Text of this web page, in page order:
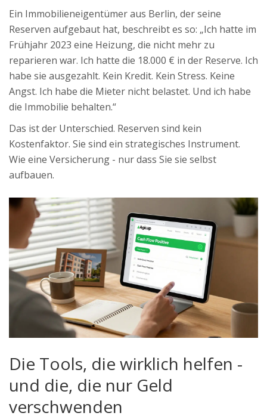
Ein Immobilieneigentümer aus Berlin, der seine
Reserven aufgebaut hat, beschreibt es so: „Ich hatte im
Frühjahr 2023 eine Heizung, die nicht mehr zu
reparieren war. Ich hatte die 18.000 € in der Reserve. Ich
habe sie ausgezahlt. Kein Kredit. Kein Stress. Keine
Angst. Ich habe die Mieter nicht belastet. Und ich habe
die Immobilie behalten.“
Das ist der Unterschied. Reserven sind kein
Kostenfaktor. Sie sind ein strategisches Instrument.
Wie eine Versicherung - nur dass Sie sie selbst
aufbauen.
Die Tools, die wirklich helfen -
und die, die nur Geld
verschwenden